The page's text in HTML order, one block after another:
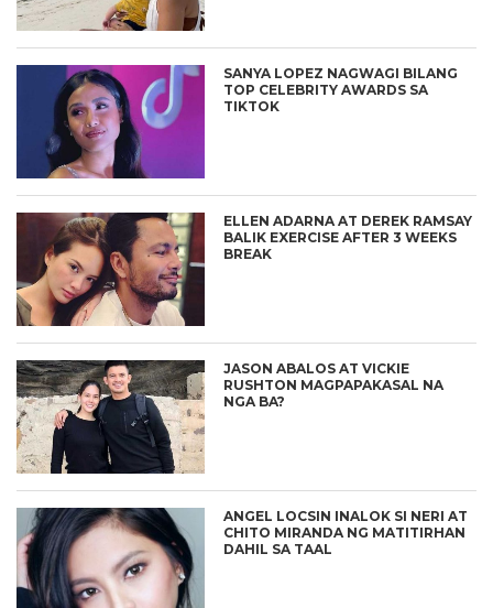
SANYA LOPEZ NAGWAGI BILANG
TOP CELEBRITY AWARDS SA
TIKTOK
ELLEN ADARNA AT DEREK RAMSAY
BALIK EXERCISE AFTER 3 WEEKS
BREAK
JASON ABALOS AT VICKIE
RUSHTON MAGPAPAKASAL NA
NGA BA?
ANGEL LOCSIN INALOK SI NERI AT
CHITO MIRANDA NG MATITIRHAN
DAHIL SA TAAL